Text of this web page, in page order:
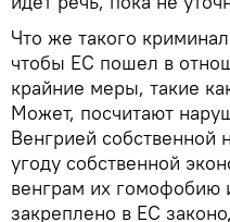
Что же такого
чтобы ЕС пошел в
крайние меры, такие
Может, посчитают
Венгрией собственной
угоду собственной
венграм их гомофобию
закреплено в ЕС